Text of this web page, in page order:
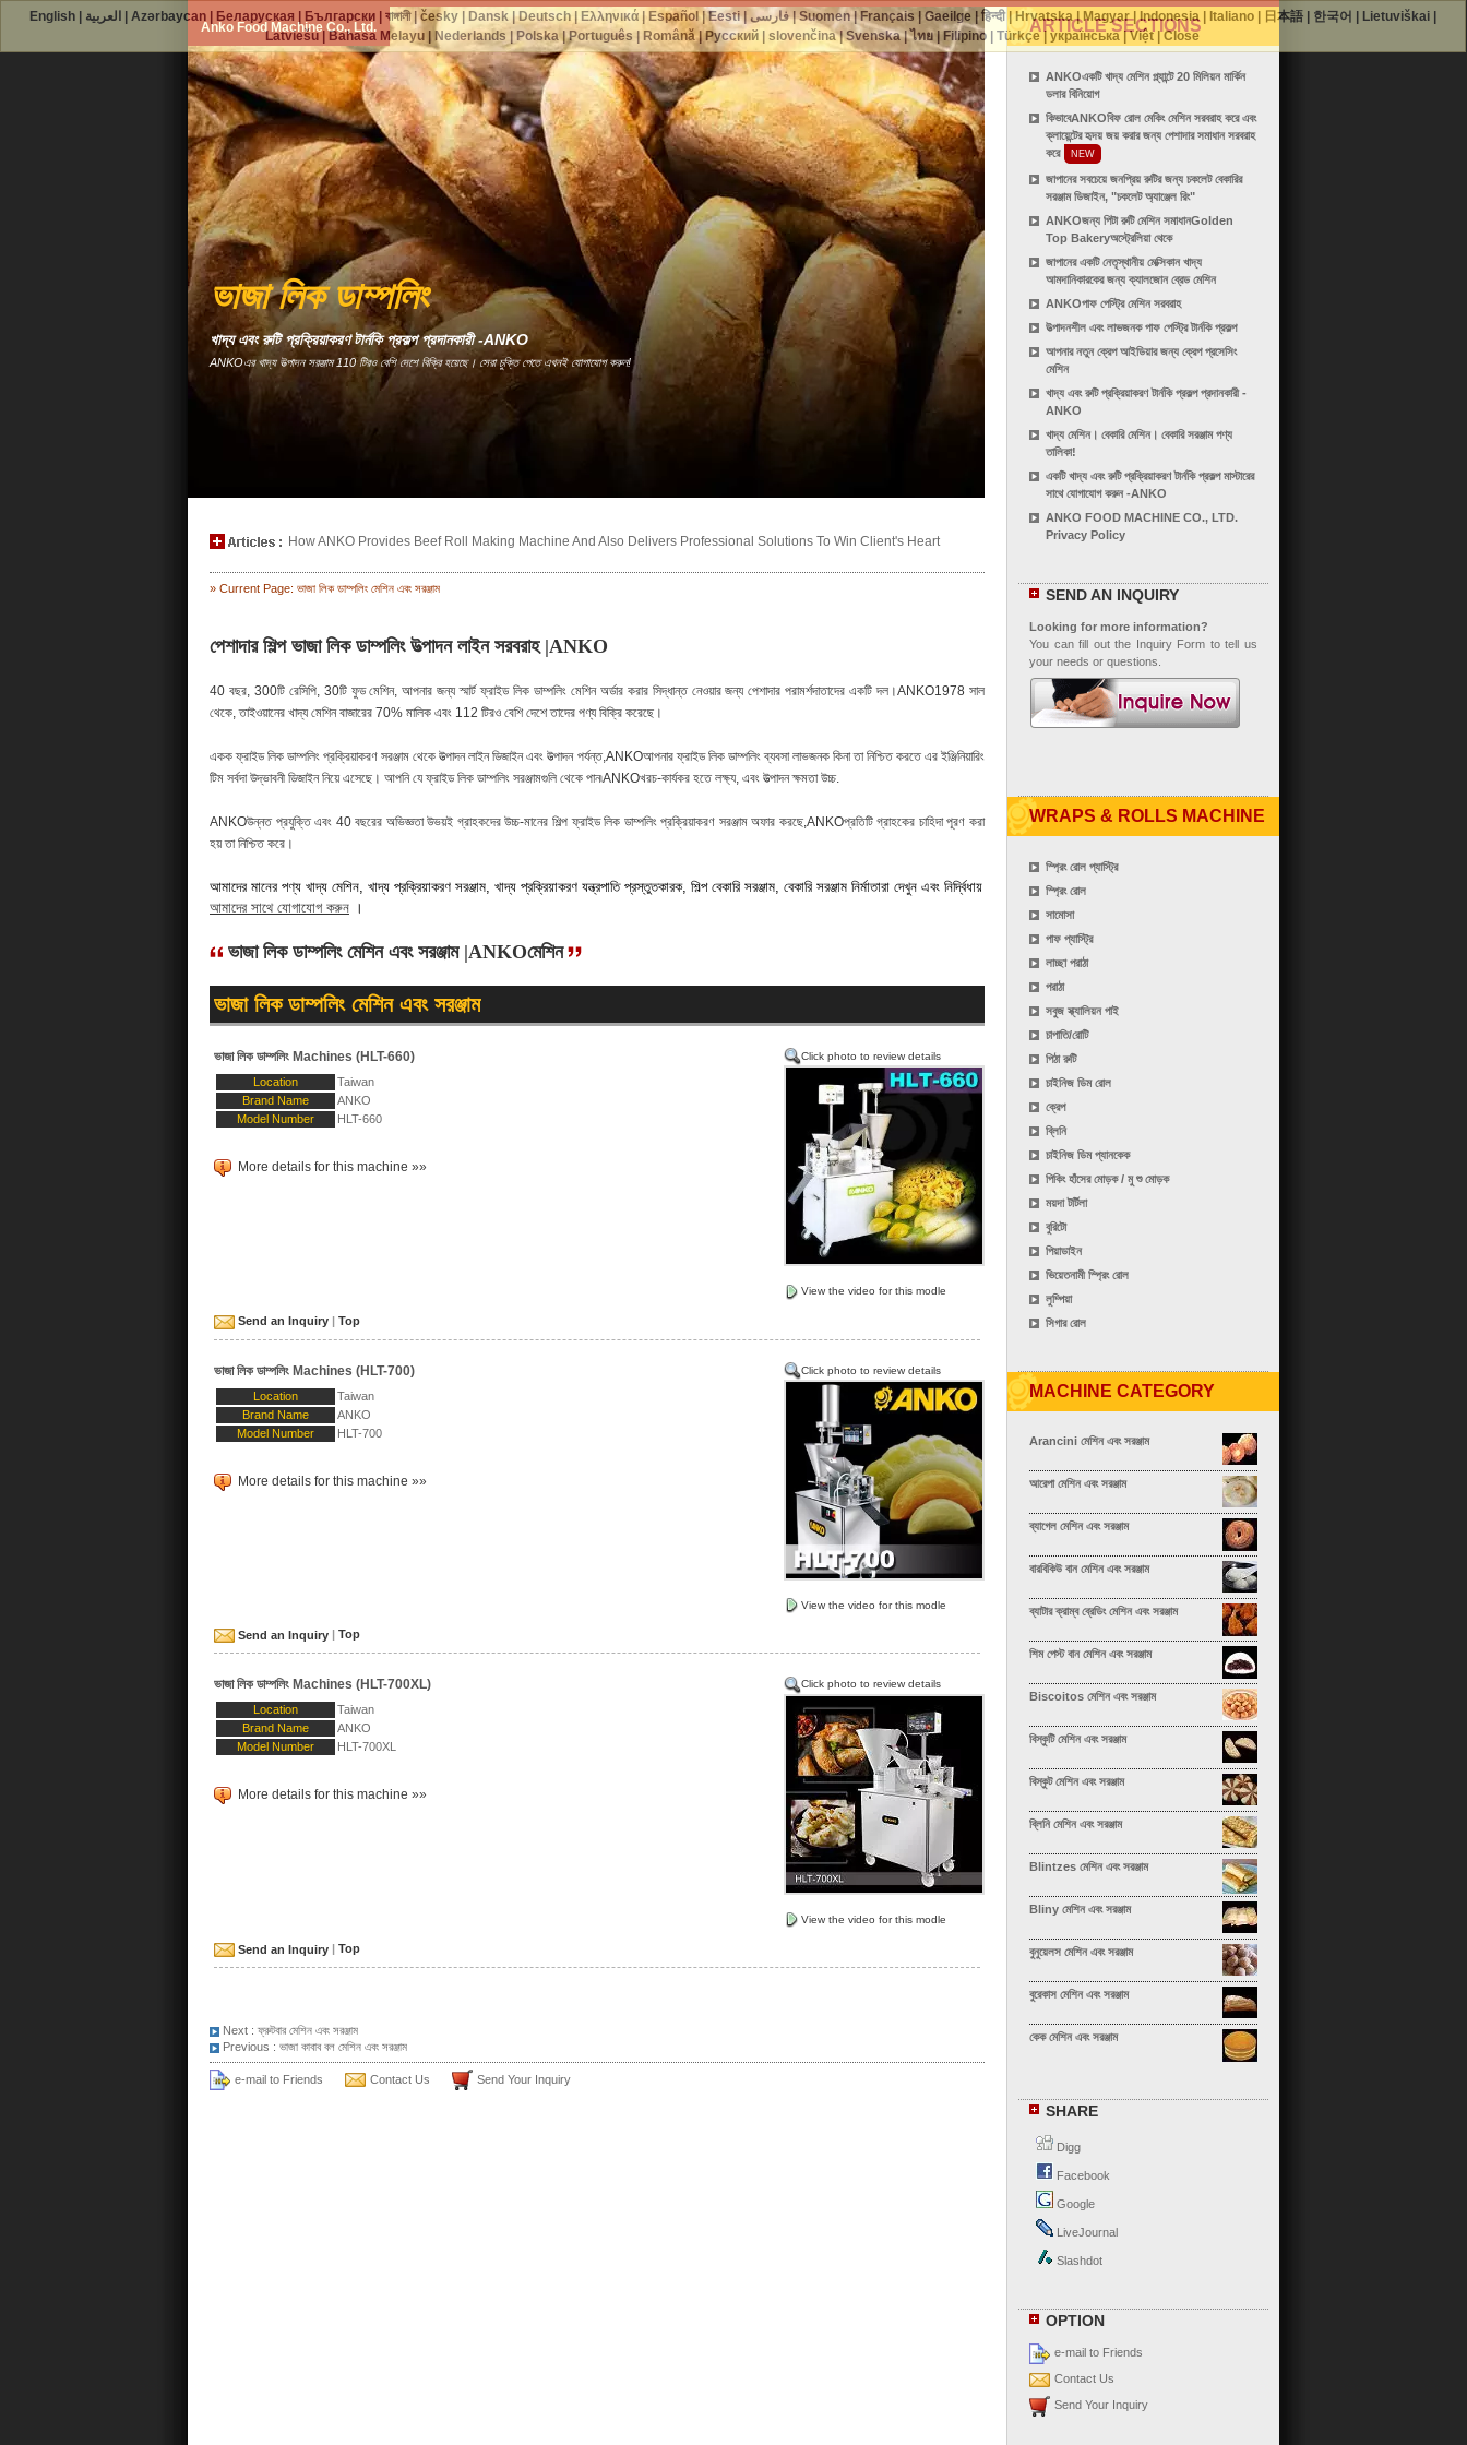
Anko Food Machine Co., Ltd.
ভাজা লিক ডাম্পলিং
খাদ্য এবং রুটি প্রক্রিয়াকরণ টার্নকি প্রকল্প প্রদানকারী -ANKO
ANKOএর খাদ্য উত্পাদন সরঞ্জাম 110 টিরও বেশি দেশে বিক্রি হয়েছে। সেরা চুক্তি পেতে এখনই যোগাযোগ করুন!
How ANKO Provides Beef Roll Making Machine And Also Delivers Professional Solutions To Win Client's Heart
» Current Page: ভাজা লিক ডাম্পলিং মেশিন এবং সরঞ্জাম
পেশাদার শিল্প ভাজা লিক ডাম্পলিং উত্পাদন লাইন সরবরাহ |ANKO
40 বছর, 300টি রেসিপি, 30টি ফুড মেশিন, আপনার জন্য স্মার্ট ফ্রাইড লিক ডাম্পলিং মেশিন অর্ডার করার সিদ্ধান্ত নেওয়ার জন্য পেশাদার পরামর্শদাতাদের একটি দল।ANKO1978 সাল
থেকে, তাইওয়ানের খাদ্য মেশিন বাজারের 70% মালিক এবং 112 টিরও বেশি দেশে তাদের পণ্য বিক্রি করেছে।
একক ফ্রাইড লিক ডাম্পলিং প্রক্রিয়াকরণ সরঞ্জাম থেকে উত্পাদন লাইন ডিজাইন এবং উত্পাদন পর্যন্ত,ANKOআপনার ফ্রাইড লিক ডাম্পলিং ব্যবসা লাভজনক কিনা তা নিশ্চিত করতে এর ইঞ্জিনিয়ারিং
টিম সর্বদা উদ্ভাবনী ডিজাইন নিয়ে এসেছে। আপনি যে ফ্রাইড লিক ডাম্পলিং সরঞ্জামগুলি থেকে পান৷ANKOখরচ-কার্যকর হতে লক্ষ্য, এবং উত্পাদন ক্ষমতা উচ্চ.
ANKOউন্নত প্রযুক্তি এবং 40 বছরের অভিজ্ঞতা উভয়ই গ্রাহকদের উচ্চ-মানের শিল্প ফ্রাইড লিক ডাম্পলিং প্রক্রিয়াকরণ সরঞ্জাম অফার করছে,ANKOপ্রতিটি গ্রাহকের চাহিদা পূরণ করা
হয় তা নিশ্চিত করে।
আমাদের মানের পণ্য খাদ্য মেশিন, খাদ্য প্রক্রিয়াকরণ সরঞ্জাম, খাদ্য প্রক্রিয়াকরণ যন্ত্রপাতি প্রস্তুতকারক, শিল্প বেকারি সরঞ্জাম, বেকারি সরঞ্জাম নির্মাতারা দেখুন এবং নির্দ্বিধায়
আমাদের সাথে যোগাযোগ করুন ।
ভাজা লিক ডাম্পলিং মেশিন এবং সরঞ্জাম |ANKOমেশিন
ভাজা লিক ডাম্পলিং মেশিন এবং সরঞ্জাম
Click photo to review details
View the video for this modle
ভাজা লিক ডাম্পলিং Machines (HLT-660)
Location
Taiwan
Brand Name
ANKO
Model Number
HLT-660
More details for this machine »»
Send an Inquiry | Top
Click photo to review details
View the video for this modle
ভাজা লিক ডাম্পলিং Machines (HLT-700)
Location
Taiwan
Brand Name
ANKO
Model Number
HLT-700
More details for this machine »»
Send an Inquiry Top
Click photo to review details
View the video for this modle
ভাজা লিক ডাম্পলিং Machines (HLT-700XL)
Location
Taiwan
Brand Name
ANKO
Model Number
HLT-700XL
More details for this machine »»
Send an Inquiry Top
Next : ফ্রুটবার মেশিন এবং সরঞ্জাম
Previous : ভাজা কাবাব বল মেশিন এবং সরঞ্জাম
e-mail to Friends Contact Us Send Your Inquiry
ARTICLE SECTIONS
ANKOএকটি খাদ্য মেশিন প্ল্যান্টে 20 মিলিয়ন মার্কিন
ডলার বিনিয়োগ
কিভাবেANKOবিফ রোল মেকিং মেশিন সরবরাহ করে এবং
ক্লায়েন্টের হৃদয় জয় করার জন্য পেশাদার সমাধান সরবরাহ
করে
NEW
জাপানের সবচেয়ে জনপ্রিয় রুটির জন্য চকলেট বেকারির
সরঞ্জাম ডিজাইন, "চকলেট অ্যাঞ্জেল রিং"
ANKOজন্য পিটা রুটি মেশিন সমাধানGolden
Top Bakeryঅস্ট্রেলিয়া থেকে
জাপানের একটি নেতৃস্থানীয় মেক্সিকান খাদ্য
আমদানিকারকের জন্য ক্যালজোন ব্রেড মেশিন
ANKOপাফ পেস্ট্রি মেশিন সরবরাহ
উত্পাদনশীল এবং লাভজনক পাফ পেস্ট্রি টার্নকি প্রকল্প
আপনার নতুন ক্রেপ আইডিয়ার জন্য ক্রেপ প্রসেসিং
মেশিন
খাদ্য এবং রুটি প্রক্রিয়াকরণ টার্নকি প্রকল্প প্রদানকারী -
ANKO
খাদ্য মেশিন। বেকারি মেশিন। বেকারি সরঞ্জাম পণ্য
তালিকা!
একটি খাদ্য এবং রুটি প্রক্রিয়াকরণ টার্নকি প্রকল্প মাস্টারের
সাথে যোগাযোগ করুন -ANKO
ANKO FOOD MACHINE CO., LTD.
Privacy Policy
SEND AN INQUIRY
Looking for more information?
You can fill out the Inquiry Form to tell us
your needs or questions.
WRAPS & ROLLS MACHINE
স্প্রিং রোল প্যাস্ট্রি
স্প্রিং রোল
সামোসা
পাফ প্যাস্ট্রি
লাচ্ছা পরাঠা
পরাঠা
সবুজ স্ক্যালিয়ন পাই
চাপাতি/রোটি
পিঠা রুটি
চাইনিজ ডিম রোল
ক্রেপ
ব্লিনি
চাইনিজ ডিম প্যানকেক
পিকিং হাঁসের মোড়ক / মু শু মোড়ক
ময়দা টর্টিলা
বুরিটো
পিয়াডাইন
ভিয়েতনামী স্প্রিং রোল
লুম্পিয়া
সিগার রোল
MACHINE CATEGORY
Arancini মেশিন এবং সরঞ্জাম
আরেপা মেশিন এবং সরঞ্জাম
ব্যাগেল মেশিন এবং সরঞ্জাম
বারবিকিউ বান মেশিন এবং সরঞ্জাম
ব্যাটার ক্রাম্ব ব্রেডিং মেশিন এবং সরঞ্জাম
শিম পেস্ট বান মেশিন এবং সরঞ্জাম
Biscoitos মেশিন এবং সরঞ্জাম
বিস্কুটি মেশিন এবং সরঞ্জাম
বিস্কুট মেশিন এবং সরঞ্জাম
ব্লিনি মেশিন এবং সরঞ্জাম
Blintzes মেশিন এবং সরঞ্জাম
Bliny মেশিন এবং সরঞ্জাম
বুনুয়েলস মেশিন এবং সরঞ্জাম
বুরেকাস মেশিন এবং সরঞ্জাম
কেক মেশিন এবং সরঞ্জাম
চা সিউ বাও মেশিন এবং সরঞ্জাম
চাও ঝাউ ডাম্পলিং মেশিন এবং সরঞ্জাম
চাপাতি মেশিন এবং সরঞ্জাম
পনির সামোসা মেশিন এবং সরঞ্জাম
চকোলেট ক্রিঙ্কল মেশিন এবং সরঞ্জাম
SHARE
Digg
Facebook
Google
LiveJournal
Slashdot
OPTION
e-mail to Friends
Contact Us
Send Your Inquiry
English| العربية Azərbaycan| Беларуская Български| বাঙ্গালী|česky| Dansk|Deutsch| Ελληνικά| Español |Eesti| فارسی|Suomen|Français Gaeilge|हिन्दी| Hrvatska| Magyar|Indonesia| Italiano| 日本語| 한국어 Lietuviškai|
Latviešu|Bahasa Melayu Nederlands Polska|Português Română|Русский |slovenčina|Svenska|ไทย | Filipino |Türkçe|українська|Việt|Close